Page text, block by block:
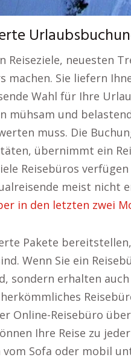
Reiseziele, neuesten
machen. Sie liefern
Wahl für Ihre
mühsam und
muss. Die
übernimmt ein
Reisebüros
meist nicht
in den letzten zwei
Pakete
Wenn Sie ein
sondern erhalten
Online-Reisebüro
Ihre Reise zu
Sofa oder mobil